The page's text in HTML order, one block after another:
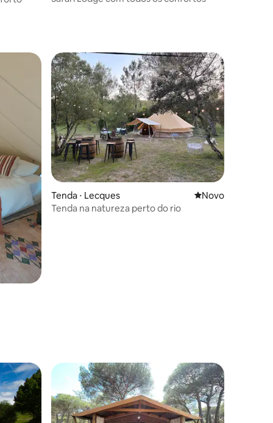
Tenda ⋅ Lecques Novo lugar para
Novo
Tenda na natureza perto do rio